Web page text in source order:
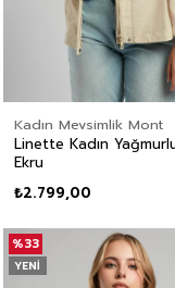
Kadın Mevsimlik Mont
Linette Kadın
Ekru
₺2.799,00
%33
YENI